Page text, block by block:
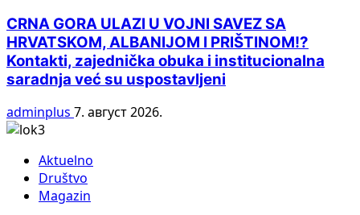
CRNA GORA ULAZI U VOJNI SAVEZ SA
HRVATSKOM, ALBANIJOM I PRIŠTINOM!?
Kontakti, zajednička obuka i institucionalna
saradnja već su uspostavljeni
adminplus 7. август 2026.
Aktuelno
Društvo
Magazin